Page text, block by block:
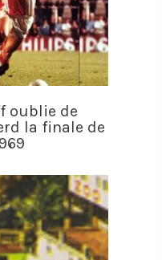
oublie de
la finale de